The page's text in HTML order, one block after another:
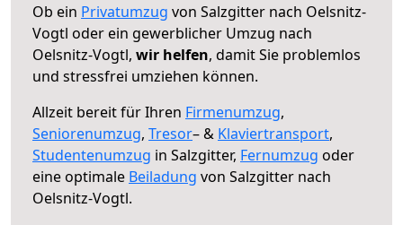
Ob ein Privatumzug von Salzgitter nach Oelsnitz-
Vogtl oder ein gewerblicher Umzug nach
Oelsnitz-Vogtl, wir helfen, damit Sie problemlos
und stressfrei umziehen können.
Allzeit bereit für Ihren Firmenumzug,
Seniorenumzug, Tresor– & Klaviertransport,
Studentenumzug in Salzgitter, Fernumzug oder
eine optimale Beiladung von Salzgitter nach
Oelsnitz-Vogtl.